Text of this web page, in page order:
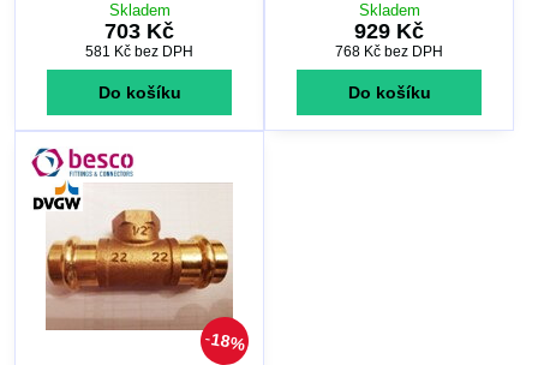
Skladem
703 Kč
581 Kč bez DPH
Do košíku
Skladem
929 Kč
768 Kč bez DPH
Do košíku
18%